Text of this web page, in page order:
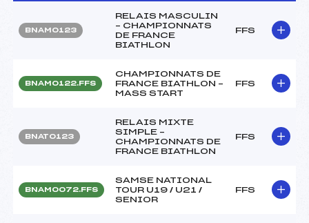
BNAM0123
RELAIS MASCULIN
– CHAMPIONNATS
DE FRANCE
BIATHLON
FFS
BNAM0122.FFS
CHAMPIONNATS DE
FRANCE BIATHLON –
MASS START
FFS
BNAT0123
RELAIS MIXTE
SIMPLE –
CHAMPIONNATS DE
FRANCE BIATHLON
FFS
BNAM0072.FFS
SAMSE NATIONAL
TOUR U19 / U21 /
SENIOR
FFS